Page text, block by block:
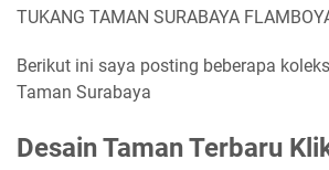
TUKANG TAMAN SURABAYA
Berikut ini saya posting beberapa
Taman Surabaya
Desain Taman Terbaru